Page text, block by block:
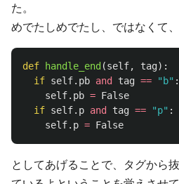
た。
めでたしめでたし、ではなくて、
def handle_end (self, tag):
if self. pb and tag == " b" :
self. pb = False
if self. p and tag == "p" :
self. p = False
としてあげることで、タグから